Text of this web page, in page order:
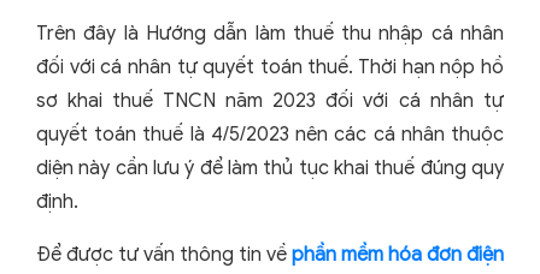
Trên đây là Hướng dẫn làm thuế thu nhập cá nhân
đối với cá nhân tự quyết toán thuế. Thời hạn nộp hồ
sơ khai thuế TNCN năm 2023 đối với cá nhân tự
quyết toán thuế là 4/5/2023 nên các cá nhân thuộc
diện này cần lưu ý để làm thủ tục khai thuế đúng quy
định.
Để được tư vấn thông tin về phần mềm hóa đơn điện